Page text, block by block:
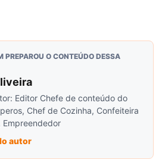
PREPAROU O CONTEÚDO DESSA
Editor Chefe de conteúdo do
Chef de Cozinha, Confeiteira
Empreendedor
autor